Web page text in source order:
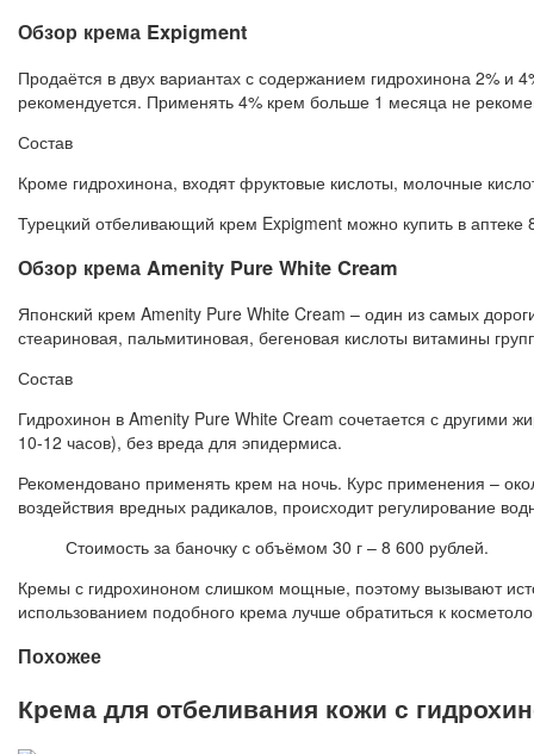
Обзор крема Expigment
Продаётся в двух вариантах с содержанием гидрохинона 2% и
рекомендуется. Применять 4% крем больше 1 месяца не
Состав
Кроме гидрохинона, входят фруктовые кислоты, молочные
Турецкий отбеливающий крем Expigment можно купить в аптеке
Обзор крема Amenity Pure White Cream
Японский крем Amenity Pure White Cream – один из самых
стеариновая, пальмитиновая, бегеновая кислоты витамины
Состав
Гидрохинон в Amenity Pure White Cream сочетается с другими
10-12 часов), без вреда для эпидермиса.
Рекомендовано применять крем на ночь. Курс применения –
воздействия вредных радикалов, происходит регулирование
Стоимость за баночку с объёмом 30 г – 8 600 рублей.
Кремы с гидрохиноном слишком мощные, поэтому вызывают
использованием подобного крема лучше обратиться к
Похожее
Крема для отбеливания кожи с